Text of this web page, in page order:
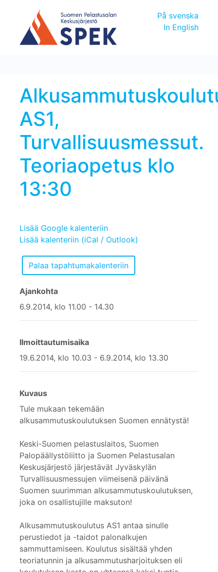
På svenska
In English
AS1,
Turvallisuusmessut.
Teoriaopetus klo
13:30
Lisää Google kalenteriin
Lisää kalenteriin (iCal / Outlook)
Ajankohta
6.9.2014, klo 11.00 - 14.30
Ilmoittautumisaika
19.6.2014, klo 10.03 - 6.9.2014, klo 13.30
Kuvaus
Tule mukaan tekemään
alkusammutuskoulutuksen Suomen ennätystä!
Keski-Suomen pelastuslaitos, Suomen
Palopäällystöliitto ja Suomen Pelastusalan
Keskusjärjestö järjestävät Jyväskylän
Turvallisuusmessujen viimeisenä päivänä
Suomen suurimman alkusammutuskoulutuksen,
joka on osallistujille maksuton!
Alkusammutuskoulutus AS1 antaa sinulle
perustiedot ja -taidot palonalkujen
sammuttamiseen. Koulutus sisältää yhden
teoriatunnin ja alkusammutusharjoituksen eli